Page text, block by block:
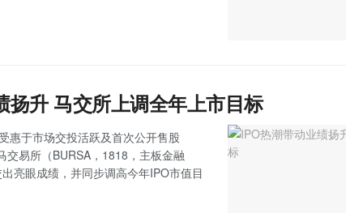
扬升 马交所上调全年上市目标
惠于市场交投活跃及首次公开售股
交易所（BURSA，1818，主板金融
亮眼成绩，并同步调高今年IPO市值目